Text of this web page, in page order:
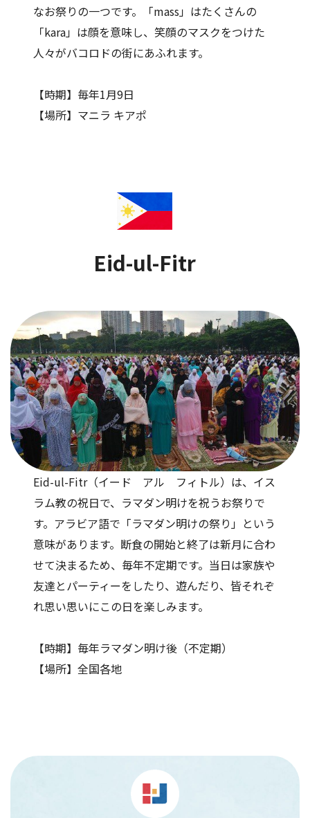
なお祭りの一つです。「mass」はたくさんの
「kara」は顔を意味し、笑顔のマスクをつけた
人々がバコロドの街にあふれます。
【時期】毎年1月9日
【場所】マニラ キアポ
Eid-ul-Fitr
Eid-ul-Fitr（イード アル フィトル）は、イス
ラム教の祝日で、ラマダン明けを祝うお祭りで
す。アラビア語で「ラマダン明けの祭り」という
意味があります。断食の開始と終了は新月に合わ
せて決まるため、毎年不定期です。当日は家族や
友達とパーティーをしたり、遊んだり、皆それぞ
れ思い思いにこの日を楽しみます。
【時期】毎年ラマダン明け後（不定期）
【場所】全国各地